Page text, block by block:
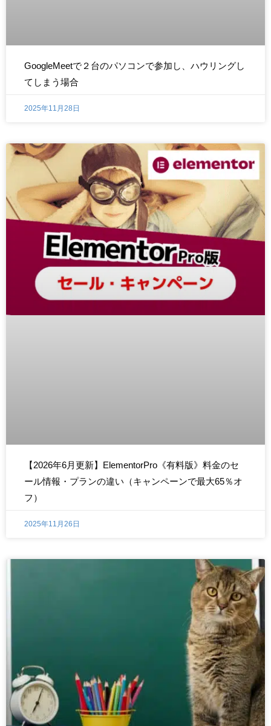
GoogleMeetで２台のパソコンで参加し、ハウリングし
てしまう場合
2025年11月28日
【2026年6月更新】ElementorPro《有料版》料金のセ
ール情報・プランの違い（キャンペーンで最大65％オ
フ）
2025年11月26日